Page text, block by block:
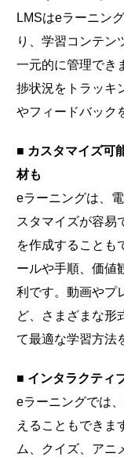
LMSはeラーニン
り、学習コンテン
一元的に管理でき
捗状況をトラッキ
やフィードバック
■ カスタマイズ可
材も
eラーニングは、
スタマイズが容易
を作成することも
ールや手順、価値
利です。動画やプ
ど、さまざまな形
て最適な学習方法
■ インタラクティ
eラーニングでは
えることもできま
ム、クイズ、アニ